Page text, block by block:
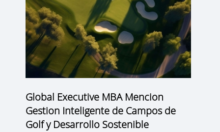
Global Executive MBA Mencion
Gestion Inteligente de Campos de
Golf y Desarrollo Sostenible